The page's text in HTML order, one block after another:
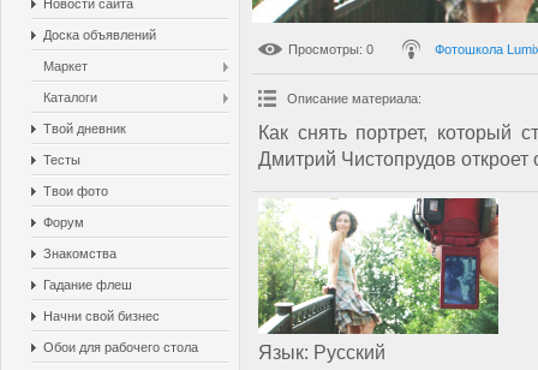
Новости сайта
Доска объявлений
Маркет
Каталоги
Твой дневник
Тесты
Твои фото
Форум
Знакомства
Гадание флеш
Начни свой бизнес
Обои для рабочего стола
Просмотры: 0 Фотошкола
Описание материала:
Как снять портрет,
Дмитрий Чистопрудов
Язык: Русский